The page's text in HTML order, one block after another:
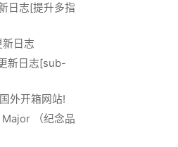
日志[提升多指
日志
新日志[sub-
外开箱网站!
（纪念品